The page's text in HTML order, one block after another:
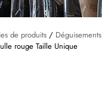
de produits / Déguisements
rouge Taille Unique